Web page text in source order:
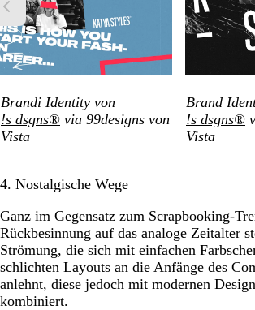
Brandi Identity von
!s dsgns® via 99designs von
Vista
Brand
!s dsgns®
Vista
4. Nostalgische Wege
Ganz im Gegensatz zum Scrapbooking-
Rückbesinnung auf das analoge Zeitalter
Strömung, die sich mit einfachen
schlichten Layouts an die Anfänge des
anlehnt, diese jedoch mit modernen
kombiniert.